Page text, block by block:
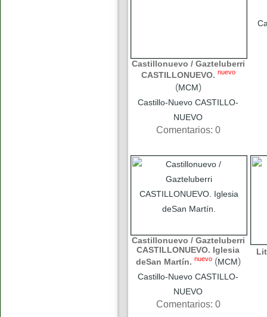
Castillonuevo / Gazteluberri
CASTILLONUEVO. nuevo
(MCM)
Castillo-Nuevo CASTILLO-
NUEVO
Comentarios: 0
Castillonuevo / Gazteluberri
CASTILLONUEVO. Iglesia
deSan Martín. nuevo (MCM)
Castillo-Nuevo CASTILLO-
NUEVO
Comentarios: 0